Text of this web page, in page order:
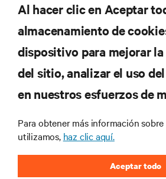
REGISTRARSE
RECURSOS
CORPORATIVO
Al hacer clic en Aceptar
almacenamiento de
dispositivo para mejorar
del sitio, analizar el uso
en nuestros esfuerzos de
Para obtener más información
utilizamos, haz clic aquí.
Aceptar todo